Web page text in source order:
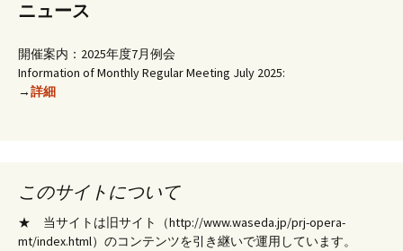
ニュース
開催案内：2025年度7月例会
Information of Monthly Regular Meeting July 2025:
→詳細
このサイトについて
★ 当サイトは旧サイト（http://www.waseda.jp/prj-opera-
mt/index.html）のコンテンツを引き継いで運用しています。